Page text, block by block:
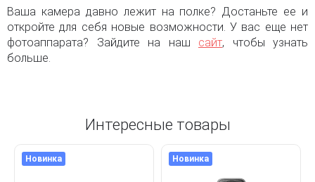
Ваша камера давно лежит на полке? Достаньте ее и
откройте для себя новые возможности. У вас еще нет
фотоаппарата? Зайдите на наш сайт, чтобы узнать
больше.
Интересные товары
Новинка Новинка